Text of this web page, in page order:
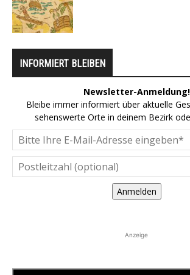
INFORMIERT BLEIBEN
Newsletter-Anmeldung!
Bleibe immer informiert über aktuelle
sehenswerte Orte in deinem Bezirk
Anmelden
Anzeige